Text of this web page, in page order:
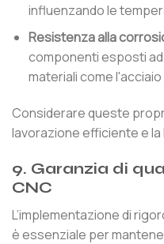
influenzando le
Resistenza alla
componenti esposti
materiali come
Considerare queste
lavorazione efficiente e
9. Garanzia di
CNC
L’implementazione di
è essenziale per